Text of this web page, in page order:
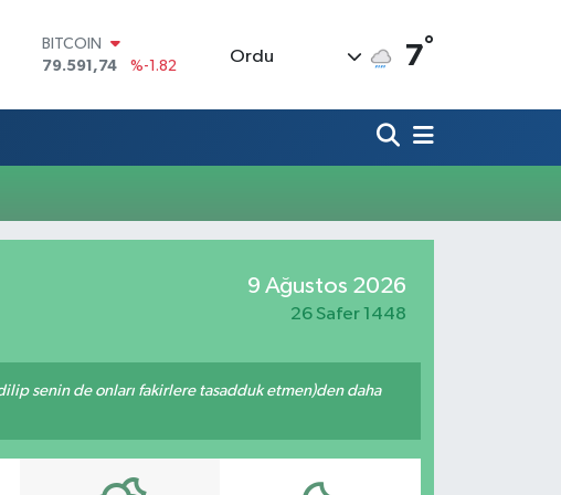
BITCOIN
79.591,74
%-1.82
45,43620
%0.02
G.ALTIN
6862,09000
%0.19
Ordu 7°
9 Ağustos 2026
26 Safer 1448
senin de onları fakirlere tasadduk etmen)den daha